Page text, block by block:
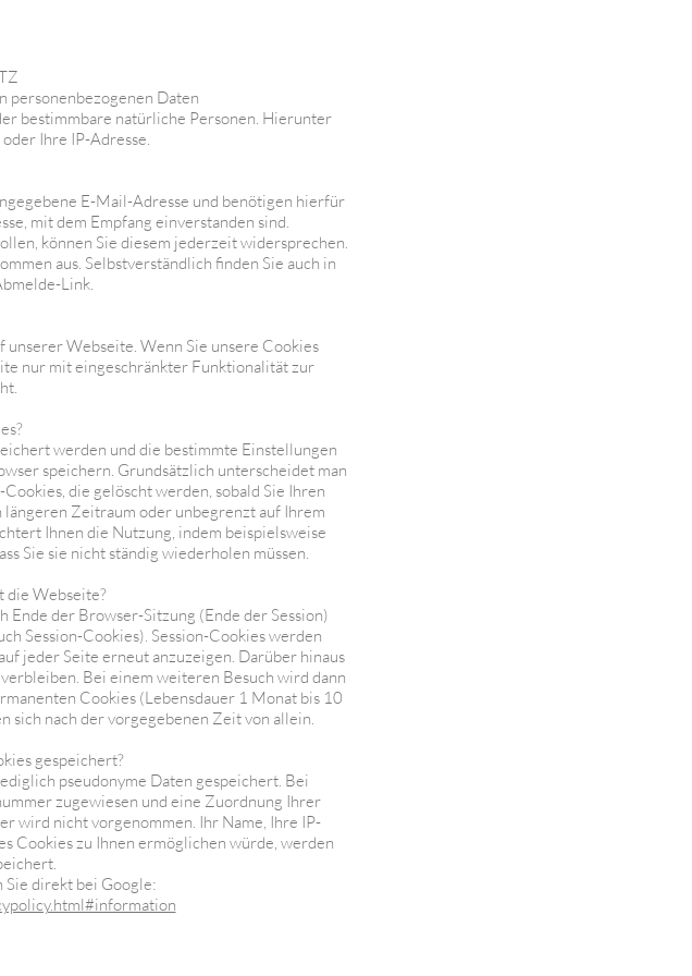
personenbezogenen Daten
bestimmbare natürliche Personen. Hierunter
Ihre IP-Adresse.
E-Mail-Adresse und benötigen hierfür
mit dem Empfang einverstanden sind.
können Sie diesem jederzeit widersprechen.
aus. Selbstverständlich finden Sie auch in
Link.
Webseite. Wenn Sie unsere Cookies
nur mit eingeschränkter Funktionalität zur
werden und die bestimmte Einstellungen
speichern. Grundsätzlich unterscheidet man
die gelöscht werden, sobald Sie Ihren
Zeitraum oder unbegrenzt auf Ihrem
Ihnen die Nutzung, indem beispielsweise
Sie sie nicht ständig wiederholen müssen.
die Webseite?
Ende der Browser-Sitzung (Ende der Session)
Session-Cookies). Session-Cookies werden
jeder Seite erneut anzuzeigen. Darüber hinaus
Bei einem weiteren Besuch wird dann
Cookies (Lebensdauer 1 Monat bis 10
sich nach der vorgegebenen Zeit von allein.
gespeichert?
pseudonyme Daten gespeichert. Bei
zugewiesen und eine Zuordnung Ihrer
wird nicht vorgenommen. Ihr Name, Ihre IP-
Cookies zu Ihnen ermöglichen würde, werden
Sie direkt bei Google: